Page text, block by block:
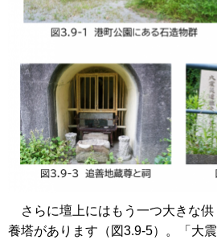
さらに壇上にはもう一つ大きな供
養塔があります（図3.9-5）。「大震